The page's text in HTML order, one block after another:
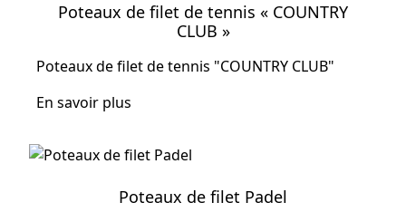
Poteaux de filet de tennis « COUNTRY
CLUB »
Poteaux de filet de tennis "COUNTRY CLUB"
En savoir plus
Poteaux de filet Padel